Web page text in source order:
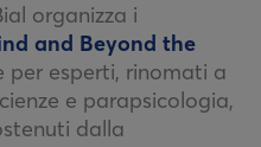
organizza i
and Beyond the
per esperti, rinomati a
e parapsicologia,
dalla